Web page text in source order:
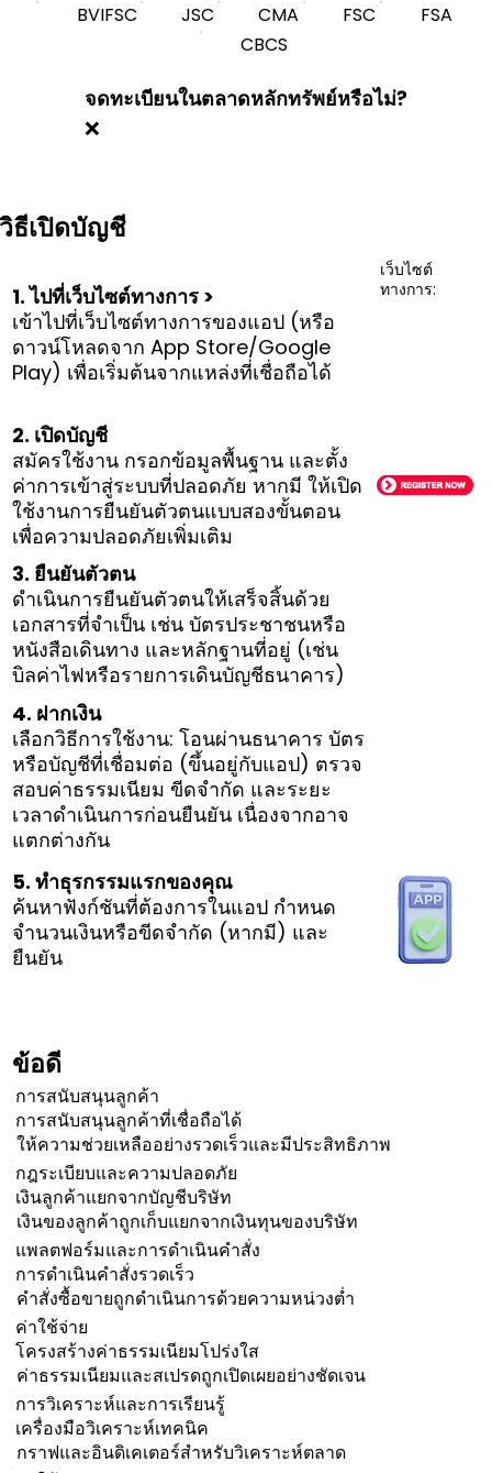
BVIFSC
JSC CMA FSC
FSA
CBCS
จดทะเบียนในตลาดหลักทรัพย์หรือไม่?
❌
วิธีเปิดบัญชี
1. ไปที่เว็บไซต์ทางการ >
เข้าไปที่เว็บไซต์ทางการของแอป (หรือ
ดาวน์โหลดจาก App Store/Google
Play) เพื่อเริ่มต้นจากแหล่งที่เชื่อถือได้
2. เปิดบัญชี
สมัครใช้งาน กรอกข้อมูลพื้นฐาน และตั้ง
ค่าการเข้าสู่ระบบที่ปลอดภัย หากมี ให้เปิด
ใช้งานการยืนยันตัวตนแบบสองขั้นตอน
เพื่อความปลอดภัยเพิ่มเติม
3. ยืนยันตัวตน
ดำเนินการยืนยันตัวตนให้เสร็จสิ้นด้วย
เอกสารที่จำเป็น เช่น บัตรประชาชนหรือ
หนังสือเดินทาง และหลักฐานที่อยู่ (เช่น
บิลค่าไฟหรือรายการเดินบัญชีธนาคาร)
4. ฝากเงิน
เลือกวิธีการใช้งาน: โอนผ่านธนาคาร บัตร
หรือบัญชีที่เชื่อมต่อ (ขึ้นอยู่กับแอป) ตรวจ
สอบค่าธรรมเนียม ขีดจำกัด และระยะ
เวลาดำเนินการก่อนยืนยัน เนื่องจากอาจ
แตกต่างกัน
5. ทำธุรกรรมแรกของคุณ
ค้นหาฟังก์ชันที่ต้องการในแอป กำหนด
จำนวนเงินหรือขีดจำกัด (หากมี) และ
ยืนยัน
เว็บไซต์
ทางการ:
ข้อดี
การสนับสนุนลูกค้า
การสนับสนุนลูกค้าที่เชื่อถือได้
ให้ความช่วยเหลืออย่างรวดเร็วและมีประสิทธิภาพ
กฎระเบียบและความปลอดภัย
เงินลูกค้าแยกจากบัญชีบริษัท
เงินของลูกค้าถูกเก็บแยกจากเงินทุนของบริษัท
แพลตฟอร์มและการดำเนินคำสั่ง
การดำเนินคำสั่งรวดเร็ว
คำสั่งซื้อขายถูกดำเนินการด้วยความหน่วงต่ำ
ค่าใช้จ่าย
โครงสร้างค่าธรรมเนียมโปร่งใส
ค่าธรรมเนียมและสเปรดถูกเปิดเผยอย่างชัดเจน
การวิเคราะห์และการเรียนรู้
เครื่องมือวิเคราะห์เทคนิค
กราฟและอินดิเคเตอร์สำหรับวิเคราะห์ตลาด